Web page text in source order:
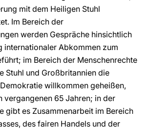
mit dem Heiligen Stuhl
Im Bereich der
werden Gespräche hinsichtlich
internationaler Abkommen zum
im Bereich der Menschenrechte
Stuhl und Großbritannien die
willkommen geheißen,
vergangenen 65 Jahren; in der
gibt es Zusammenarbeit im Bereich
des fairen Handels und der